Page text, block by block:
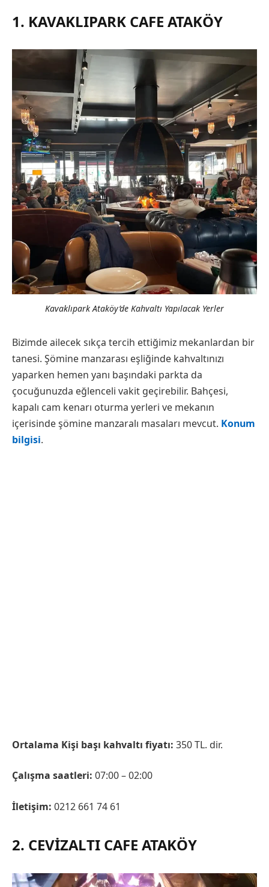
1. KAVAKLIPARK CAFE ATAKÖY
Kavaklıpark Ataköy’de Kahvaltı Yapılacak Yerler
Bizimde ailecek sıkça tercih ettiğimiz mekanlardan bir
tanesi. Şömine manzarası eşliğinde kahvaltınızı
yaparken hemen yanı başındaki parkta da
çocuğunuzda eğlenceli vakit geçirebilir. Bahçesi,
kapalı cam kenarı oturma yerleri ve mekanın
içerisinde şömine manzaralı masaları mevcut. Konum
bilgisi.
Ortalama Kişi başı kahvaltı fiyatı: 350 TL. dir.
Çalışma saatleri: 07:00 – 02:00
İletişim: 0212 661 74 61
2. CEVIZALTI CAFE ATAKÖY